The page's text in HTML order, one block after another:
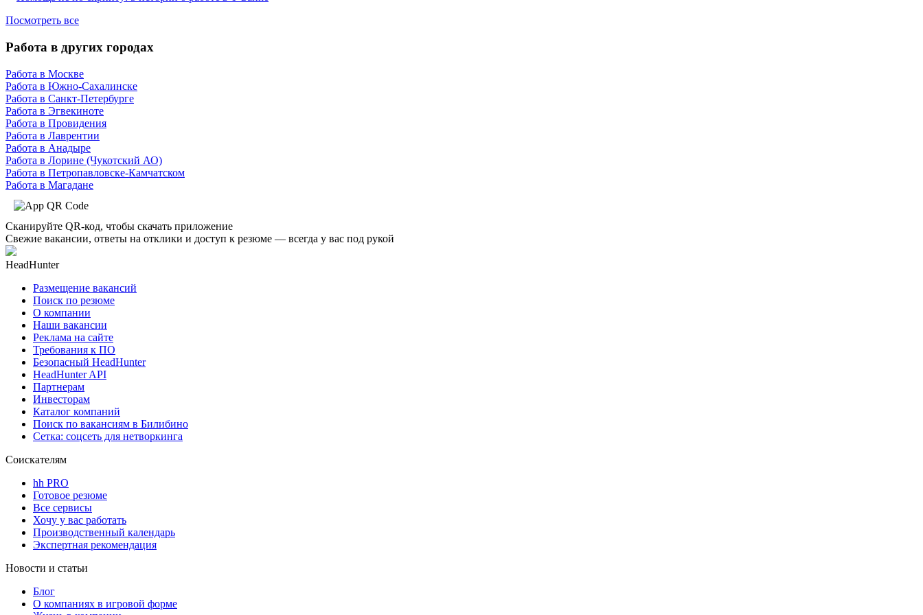
Посмотреть все
Работа в других городах
Работа в Москве
Работа в Южно-Сахалинске
Работа в Санкт-Петербурге
Работа в Эгвекиноте
Работа в Провидения
Работа в Лаврентии
Работа в Анадыре
Работа в Лорине (Чукотский АО)
Работа в Петропавловске-Камчатском
Работа в Магадане
Сканируйте QR-код, чтобы скачать приложение
Свежие вакансии, ответы на отклики и доступ к резюме — всегда у вас под рукой
HeadHunter
Размещение вакансий
Поиск по резюме
О компании
Наши вакансии
Реклама на сайте
Требования к ПО
Безопасный HeadHunter
HeadHunter API
Партнерам
Инвесторам
Каталог компаний
Поиск по вакансиям в Билибино
Сетка: соцсеть для нетворкинга
Соискателям
hh PRO
Готовое резюме
Все сервисы
Хочу у вас работать
Производственный календарь
Экспертная рекомендация
Новости и статьи
Блог
О компаниях в игровой форме